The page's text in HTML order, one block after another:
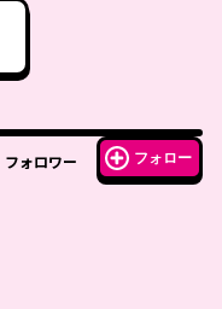
フォロワー フォロー